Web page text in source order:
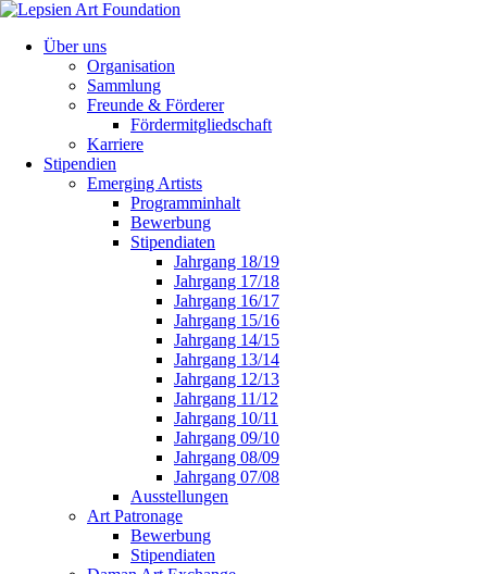
Über uns
Organisation
Sammlung
Freunde & Förderer
Fördermitgliedschaft
Karriere
Stipendien
Emerging Artists
Programminhalt
Bewerbung
Stipendiaten
Jahrgang 18/19
Jahrgang 17/18
Jahrgang 16/17
Jahrgang 15/16
Jahrgang 14/15
Jahrgang 13/14
Jahrgang 12/13
Jahrgang 11/12
Jahrgang 10/11
Jahrgang 09/10
Jahrgang 08/09
Jahrgang 07/08
Ausstellungen
Art Patronage
Bewerbung
Stipendiaten